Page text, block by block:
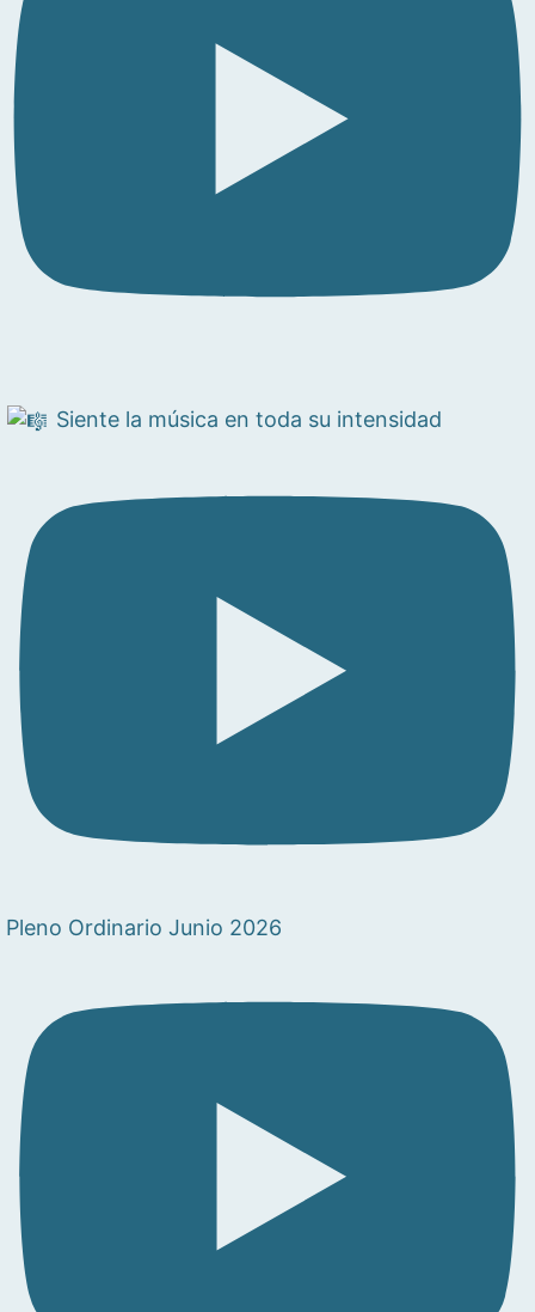
Siente la música en toda su intensidad
Pleno Ordinario Junio 2026